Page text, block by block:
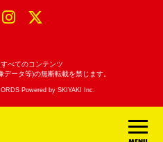
べてのコンテンツ
ータ等)の無断転載を禁じます。
Powered by SKIYAKI Inc.